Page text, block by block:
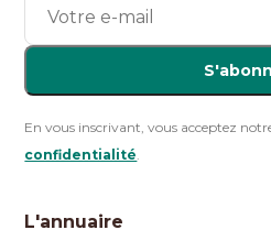
En vous inscrivant, vous acceptez
confidentialité.
L'annuaire